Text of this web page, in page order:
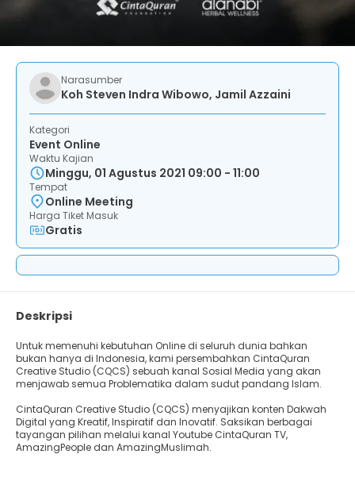
Narasumber
Koh Steven Indra Wibowo, Jamil Azzaini
Kategori
Event Online
Waktu Kajian
Minggu, 01 Agustus 2021 09:00 - 11:00
Tempat
Online Meeting
Harga Tiket Masuk
Gratis
Deskripsi
Untuk memenuhi kebutuhan Online di seluruh dunia bahkan
bukan hanya di Indonesia, kami persembahkan CintaQuran
Creative Studio (CQCS) sebuah kanal Sosial Media yang akan
menjawab semua Problematika dalam sudut pandang Islam.
CintaQuran Creative Studio (CQCS) menyajikan konten Dakwah
Digital yang Kreatif, Inspiratif dan Inovatif. Saksikan berbagai
tayangan pilihan melalui kanal Youtube CintaQuran TV,
AmazingPeople dan AmazingMuslimah.